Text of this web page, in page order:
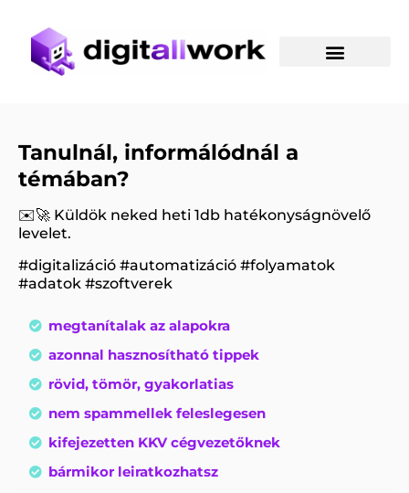
content
Tanulnál, informálódnál a
témában?
✉️🚀 Küldök neked heti 1db hatékonyságnövelő
levelet.
#digitalizáció #automatizáció #folyamatok
#adatok #szoftverek
megtanítalak az alapokra
azonnal hasznosítható tippek
rövid, tömör, gyakorlatias
nem spammellek feleslegesen
kifejezetten KKV cégvezetőknek
bármikor leiratkozhatsz